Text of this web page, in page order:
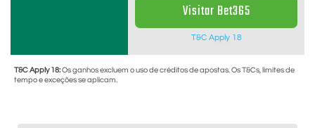
Visitar Bet365
T&C Apply 18
T&C Apply 18:Os ganhos excluem o uso de créditos de apostas. Os T&Cs, limites de
tempo e exceções se aplicam.